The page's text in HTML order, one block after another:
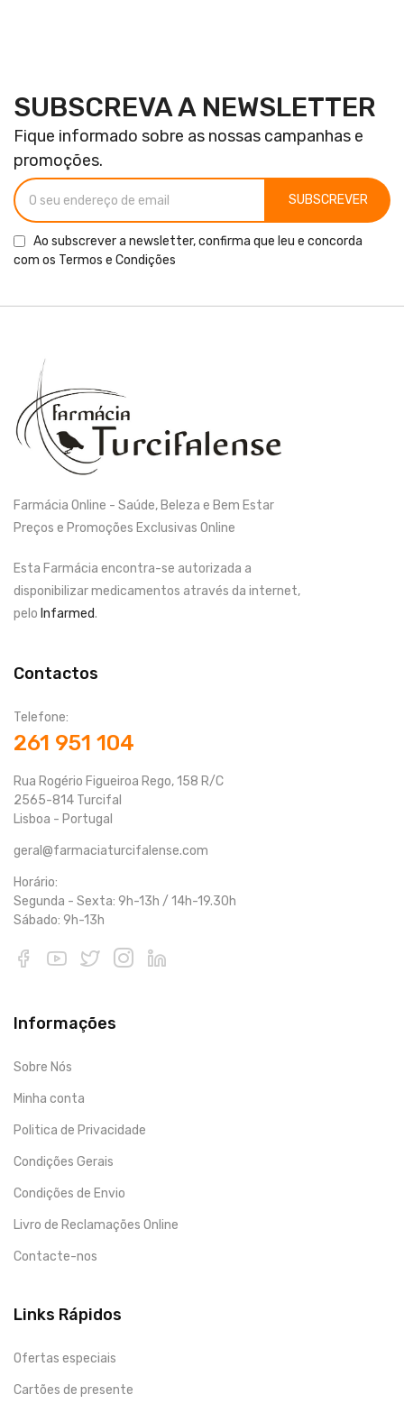
SUBSCREVA A NEWSLETTER
Fique informado sobre as nossas campanhas e
promoções.
SUBSCREVER
Ao subscrever a newsletter, confirma que leu e concorda
com os Termos e Condições
Farmácia Online - Saúde, Beleza e Bem Estar
Preços e Promoções Exclusivas Online
Esta Farmácia encontra-se autorizada a
disponibilizar medicamentos através da internet,
pelo Infarmed.
Contactos
Telefone:
261 951 104
Rua Rogério Figueiroa Rego, 158 R/C
2565-814 Turcifal
Lisboa - Portugal
geral@farmaciaturcifalense.com
Horário:
Segunda - Sexta: 9h-13h / 14h-19.30h
Sábado: 9h-13h
Informações
Sobre Nós
Minha conta
Politica de Privacidade
Condições Gerais
Condições de Envio
Livro de Reclamações Online
Contacte-nos
Links Rápidos
Ofertas especiais
Cartões de presente